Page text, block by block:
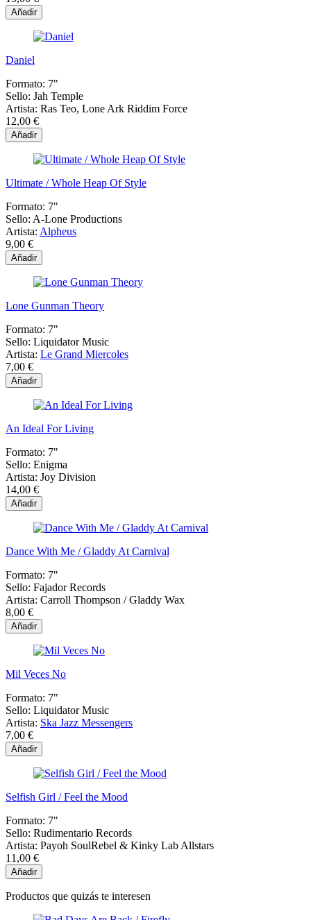
Añadir
Daniel
Formato: 7"
Sello: Jah Temple
Artista: Ras Teo, Lone Ark Riddim Force
12,00 €
Añadir
Ultimate / Whole Heap Of Style
Formato: 7"
Sello: A-Lone Productions
Artista: Alpheus
9,00 €
Añadir
Lone Gunman Theory
Formato: 7"
Sello: Liquidator Music
Artista: Le Grand Miercoles
7,00 €
Añadir
An Ideal For Living
Formato: 7"
Sello: Enigma
Artista: Joy Division
14,00 €
Añadir
Dance With Me / Gladdy At Carnival
Formato: 7"
Sello: Fajador Records
Artista: Carroll Thompson / Gladdy Wax
8,00 €
Añadir
Mil Veces No
Formato: 7"
Sello: Liquidator Music
Artista: Ska Jazz Messengers
7,00 €
Añadir
Selfish Girl / Feel the Mood
Formato: 7"
Sello: Rudimentario Records
Artista: Payoh SoulRebel & Kinky Lab Allstars
11,00 €
Añadir
Productos que quizás te interesen